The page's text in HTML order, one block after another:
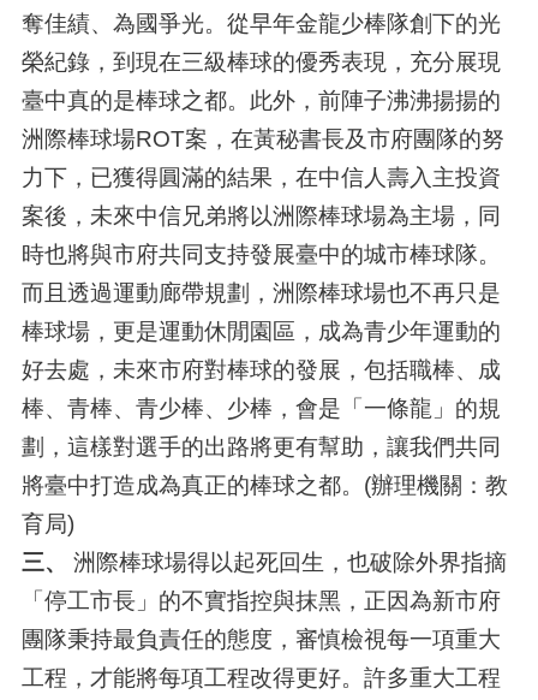
奪佳績、為國爭光。從早年金龍少棒隊創下的光
榮紀錄，到現在三級棒球的優秀表現，充分展現
臺中真的是棒球之都。此外，前陣子沸沸揚揚的
洲際棒球場ROT案，在黃秘書長及市府團隊的努
力下，已獲得圓滿的結果，在中信人壽入主投資
案後，未來中信兄弟將以洲際棒球場為主場，同
時也將與市府共同支持發展臺中的城市棒球隊。
而且透過運動廊帶規劃，洲際棒球場也不再只是
棒球場，更是運動休閒園區，成為青少年運動的
好去處，未來市府對棒球的發展，包括職棒、成
棒、青棒、青少棒、少棒，會是「一條龍」的規
劃，這樣對選手的出路將更有幫助，讓我們共同
將臺中打造成為真正的棒球之都。(辦理機關：教
育局)
三、
洲際棒球場得以起死回生，也破除外界指摘
「停工市長」的不實指控與抹黑，正因為新市府
團隊秉持最負責任的態度，審慎檢視每一項重大
工程，才能將每項工程改得更好。許多重大工程